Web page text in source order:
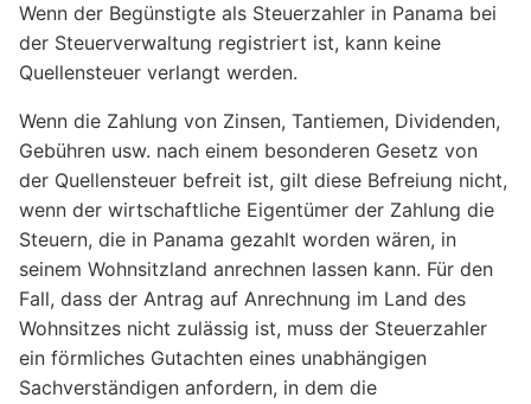
Wenn der Begünstigte als Steuerzahler in Panama bei
der Steuerverwaltung registriert ist, kann keine
Quellensteuer verlangt werden.
Wenn die Zahlung von Zinsen, Tantiemen, Dividenden,
Gebühren usw. nach einem besonderen Gesetz von
der Quellensteuer befreit ist, gilt diese Befreiung nicht,
wenn der wirtschaftliche Eigentümer der Zahlung die
Steuern, die in Panama gezahlt worden wären, in
seinem Wohnsitzland anrechnen lassen kann. Für den
Fall, dass der Antrag auf Anrechnung im Land des
Wohnsitzes nicht zulässig ist, muss der Steuerzahler
ein förmliches Gutachten eines unabhängigen
Sachverständigen anfordern, in dem die